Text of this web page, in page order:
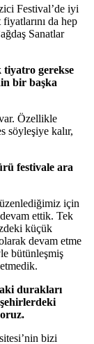
Festival’de iyi
da hep
Sanatlar
tiyatro gerekse
bir başka
Özellikle
söyleşiye kalır,
festivale ara
için
ettik. Tek
küçük
devam etme
bütünleşmiş
durakları
bizi